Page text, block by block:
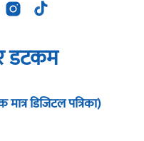
डटकम
मात्र डिजिटल पत्रिका)